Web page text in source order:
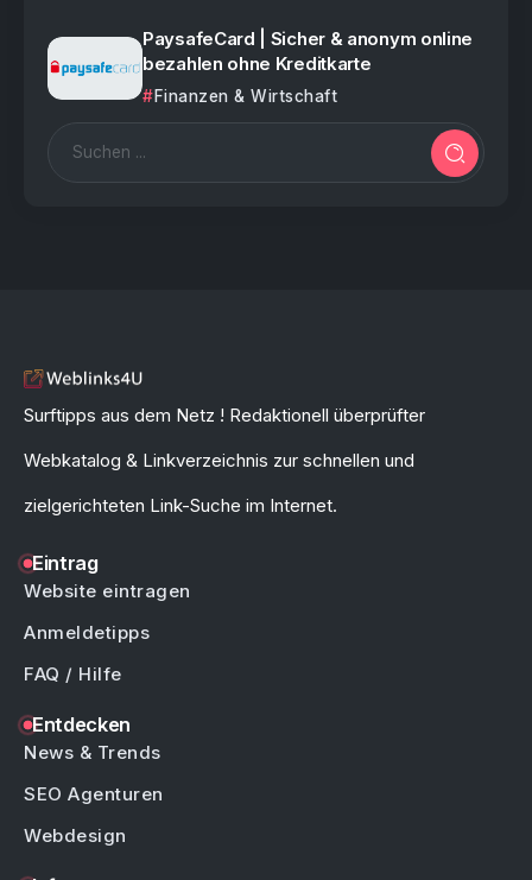
PaysafeCard | Sicher & anonym online
bezahlen ohne Kreditkarte
Finanzen & Wirtschaft
Surftipps aus dem Netz ! Redaktionell überprüfter
Webkatalog & Linkverzeichnis zur schnellen und
zielgerichteten Link-Suche im Internet.
Eintrag
Website eintragen
Anmeldetipps
FAQ / Hilfe
Entdecken
News & Trends
SEO Agenturen
Webdesign